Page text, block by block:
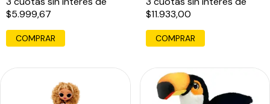
$5.999,67
COMPRAR
$11.933,00
COMPRAR